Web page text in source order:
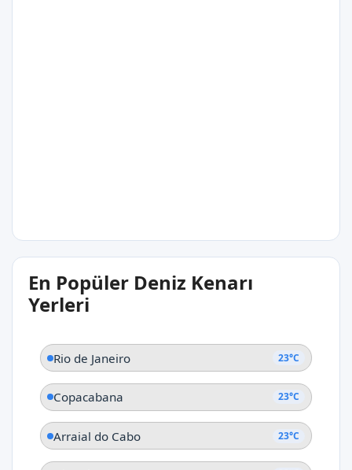
29°C
Santana
En Popüler Deniz Kenarı
Yerleri
Rio de Janeiro 23°C
Copacabana 23°C
Arraial do Cabo 23°C